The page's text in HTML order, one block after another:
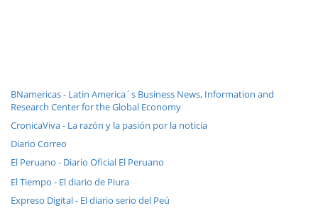
BNamericas - Latin America´s Business News, Information and
Research Center for the Global Economy
CronicaViva - La razón y la pasión por la noticia
Diario Correo
El Peruano - Diario Oficial El Peruano
El Tiempo - El diario de Piura
Expreso Digital - El diario serio del Peú